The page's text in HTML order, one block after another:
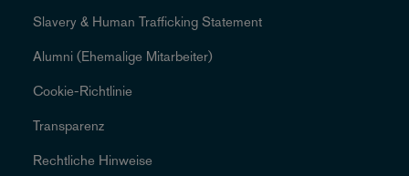
Slavery & Human Trafficking Statement
Alumni (Ehemalige Mitarbeiter)
Cookie-Richtlinie
Transparenz
Rechtliche Hinweise